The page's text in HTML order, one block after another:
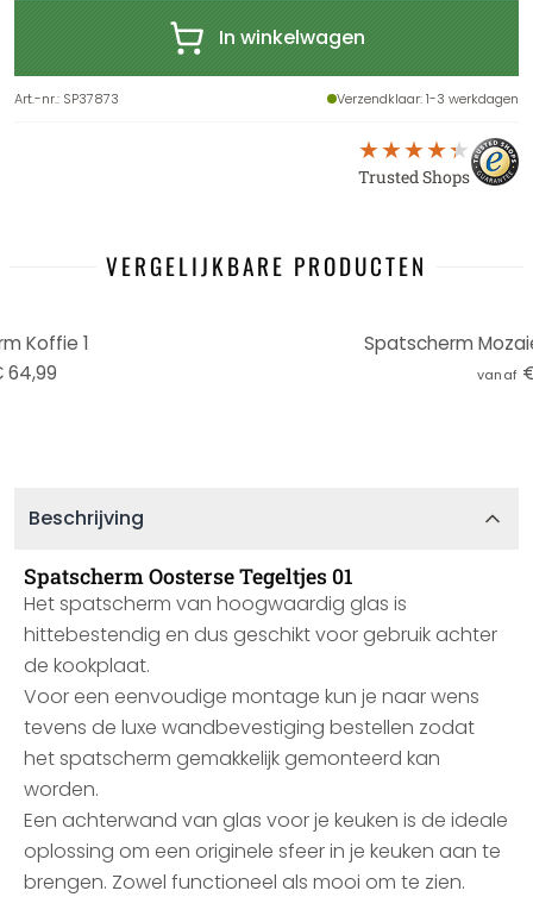
In winkelwagen
Art.-nr.: SP37873 Verzendklaar: 1-3 werkdagen
Trusted Shops
VERGELIJKBARE PRODUCTEN
Koffie 1
64,99
Spatscherm
vanaf
Beschrijving
Spatscherm Oosterse Tegeltjes 01
Het spatscherm van hoogwaardig glas is
hittebestendig en dus geschikt voor gebruik achter
de kookplaat.
Voor een eenvoudige montage kun je naar wens
tevens de luxe wandbevestiging bestellen zodat
het spatscherm gemakkelijk gemonteerd kan
worden.
Een achterwand van glas voor je keuken is de ideale
oplossing om een originele sfeer in je keuken aan te
brengen. Zowel functioneel als mooi om te zien.